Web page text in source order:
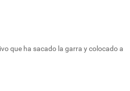
que ha sacado la garra y colocado a